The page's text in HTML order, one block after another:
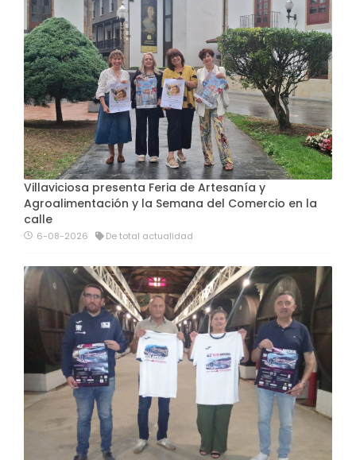
Villaviciosa presenta Feria de Artesanía y
Agroalimentación y la Semana del Comercio en la
calle
6-08-2026 De total actualidad